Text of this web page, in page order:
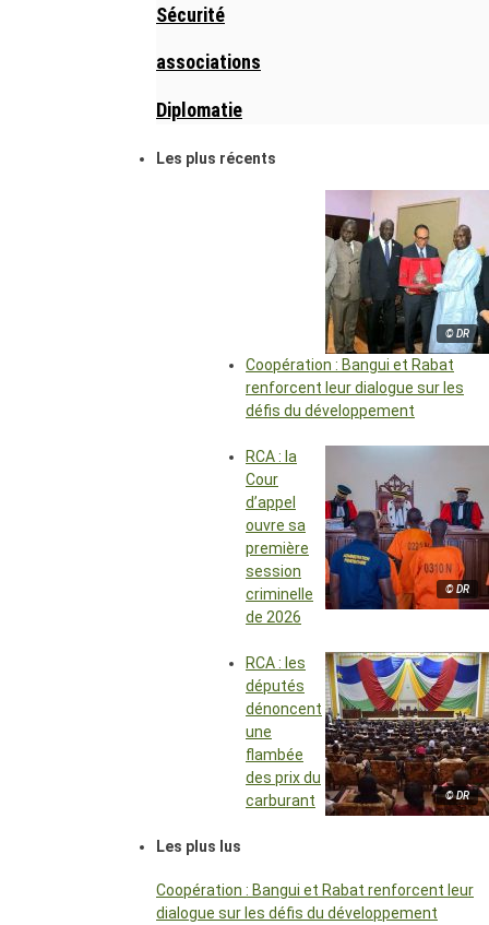
Sécurité
associations
Diplomatie
Les plus récents
© DR
Coopération : Bangui et Rabat
renforcent leur dialogue sur les
défis du développement
© DR
RCA : la
Cour
d’appel
ouvre sa
première
session
criminelle
de 2026
© DR
RCA : les
députés
dénoncent
une
flambée
des prix du
carburant
Les plus lus
Coopération : Bangui et Rabat renforcent leur
dialogue sur les défis du développement